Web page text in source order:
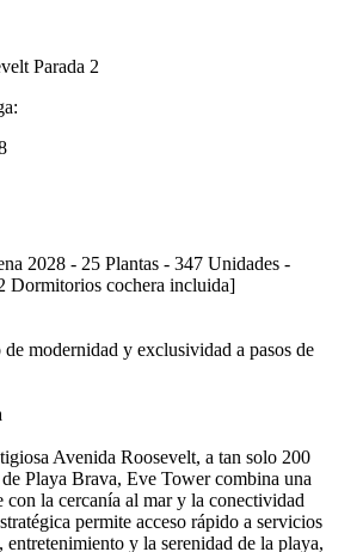
Parada 2
2028 - 25 Plantas - 347 Unidades -
Dormitorios cochera incluida]
modernidad y exclusividad a pasos de
Avenida Roosevelt, a tan solo 200
Playa Brava, Eve Tower combina una
la cercanía al mar y la conectividad
permite acceso rápido a servicios
entretenimiento y la serenidad de la playa,